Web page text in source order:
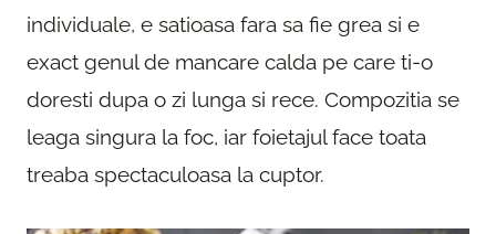
individuale, e satioasa fara sa fie grea si e
exact genul de mancare calda pe care ti-o
doresti dupa o zi lunga si rece. Compozitia se
leaga singura la foc, iar foietajul face toata
treaba spectaculoasa la cuptor.